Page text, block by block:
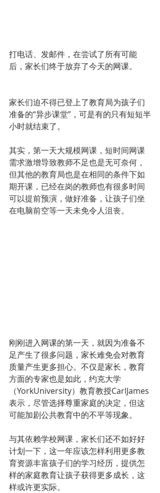
打电话、发邮件，在尝试了所有可能
后，家长们终于放弃了今天的网课。
家长们迫不得已登上了教育局为孩子们
准备的“异步课堂”，可是有的只有短短半
小时就结束了。
其实，第一天大规模网课，短时间网课
需求激增导致教师不足也是无可奈何，
但其他的教育局也是在相同的条件下如
期开课，已经在岗的教师也有很多时间
可以提前预演，做好准备，让孩子们坐
在电脑前空等一天未免令人沮丧。
刚刚进入网课的第一天，就因为准备不
足产生了很多问题，家长难免会对教育
质量产生更多担心。不仅是家长，教育
方面的专家也是如此，约克大学
（YorkUniversity）教育教授CarlJames
表示，尽管选择尊重家庭的决定，但这
可能加剧公共教育中的不平等现象。
与其依赖学校网课，家长们还不如好好
计划一下，这一年应该怎样利用更多教
育资源丰富孩子们的学习经历，提供怎
样的家庭教育让孩子获得更多成长，这
样或许更实际。